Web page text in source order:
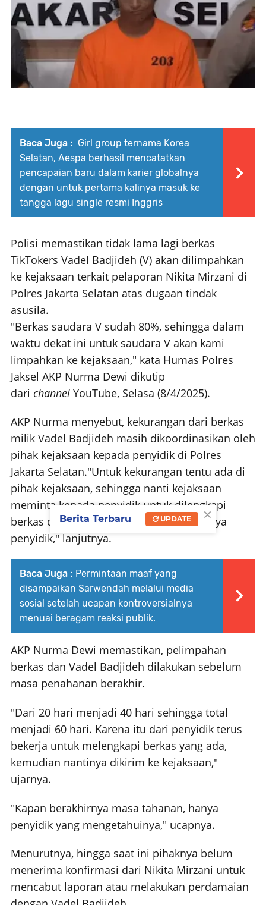
Baca Juga : Girl group ternama Korea
Selatan, Aespa berhasil mencatatkan
pencapaian baru dalam karier globalnya
dengan untuk pertama kalinya masuk ke
tangga lagu single resmi Inggris
Polisi memastikan tidak lama lagi berkas
TikTokers Vadel Badjideh (V) akan dilimpahkan
ke kejaksaan terkait pelaporan Nikita Mirzani di
Polres Jakarta Selatan atas dugaan tindak
asusila.
"Berkas saudara V sudah 80%, sehingga dalam
waktu dekat ini untuk saudara V akan kami
limpahkan ke kejaksaan," kata Humas Polres
Jaksel AKP Nurma Dewi dikutip
dari channel YouTube, Selasa (8/4/2025).
AKP Nurma menyebut, kekurangan dari berkas
milik Vadel Badjideh masih dikoordinasikan oleh
pihak kejaksaan kepada penyidik di Polres
Jakarta Selatan."Untuk kekurangan tentu ada di
pihak kejaksaan, sehingga nanti kejaksaan
meminta kepada penyidik untuk dilengkapi
berkas dari saudara V dan yang tahu hanya
penyidik," lanjutnya.
Baca Juga : Permintaan maaf yang
disampaikan Sarwendah melalui media
sosial setelah ucapan kontroversialnya
menuai beragam reaksi publik.
AKP Nurma Dewi memastikan, pelimpahan
berkas dan Vadel Badjideh dilakukan sebelum
masa penahanan berakhir.
"Dari 20 hari menjadi 40 hari sehingga total
menjadi 60 hari. Karena itu dari penyidik terus
bekerja untuk melengkapi berkas yang ada,
kemudian nantinya dikirim ke kejaksaan,"
ujarnya.
"Kapan berakhirnya masa tahanan, hanya
penyidik yang mengetahuinya," ucapnya.
Menurutnya, hingga saat ini pihaknya belum
menerima konfirmasi dari Nikita Mirzani untuk
mencabut laporan atau melakukan perdamaian
×
Berita Terbaru UPDATE